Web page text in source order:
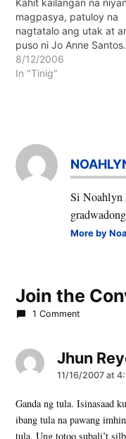
Kahit kailangan na
magpasya, patuloy na
nagtatalo ang utak at
puso ni Jo Anne Santos.
8/12/2006
In "Tinig"
Si Noahlyn
More by
Join the
1 Comment
Jhun
11/16/2007 at
Ganda ng tula. Isinasaad
ibang tula na pawang
tula. Ung totoo subali’t